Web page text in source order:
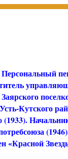
Кутского
«Красной